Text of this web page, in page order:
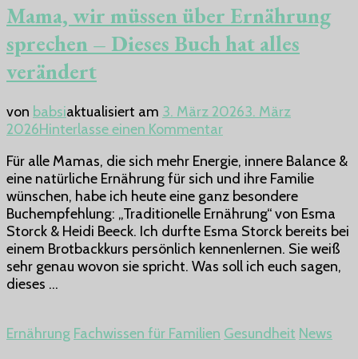
Mama, wir müssen über Ernährung
sprechen – Dieses Buch hat alles
verändert
von babsiaktualisiert am 3. März 20263. März
2026Hinterlasse einen Kommentarzu
wir
müssen
über
Ernährung
sprechen
–
Dieses
verändert
Für alle Mamas, die sich mehr Energie, innere Balance &
eine natürliche Ernährung für sich und ihre Familie
wünschen, habe ich heute eine ganz besondere
Buchempfehlung: „Traditionelle Ernährung“ von Esma
Storck & Heidi Beeck. Ich durfte Esma Storck bereits bei
einem Brotbackkurs persönlich kennenlernen. Sie weiß
sehr genau wovon sie spricht. Was soll ich euch sagen,
dieses …
Ernährung Fachwissen für Familien Gesundheit News